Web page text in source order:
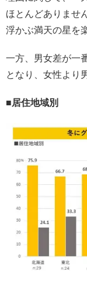
ほとんどありませ
浮かぶ満天の星を
一方、男女差が一
となり、女性より
■居住地域別